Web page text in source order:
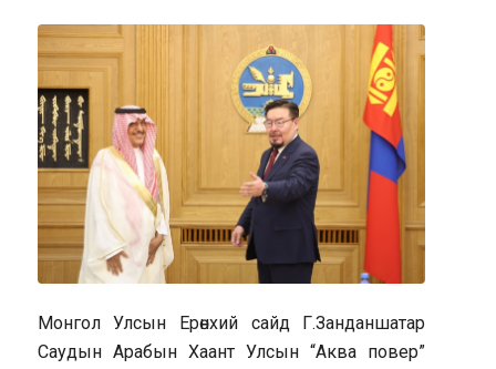
Монгол Улсын Ерөнхий сайд Г.Занданшатар
Саудын Арабын Хаант Улсын “Аква повер”